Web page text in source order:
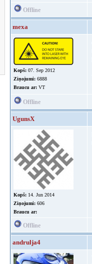
Offline
mexa
Kopš: 07. Sep 2012
Ziņojumi: 6888
Braucu ar: VT
Offline
UgunsX
Kopš: 14. Jun 2014
Ziņojumi: 606
Braucu ar:
Offline
andrulja4